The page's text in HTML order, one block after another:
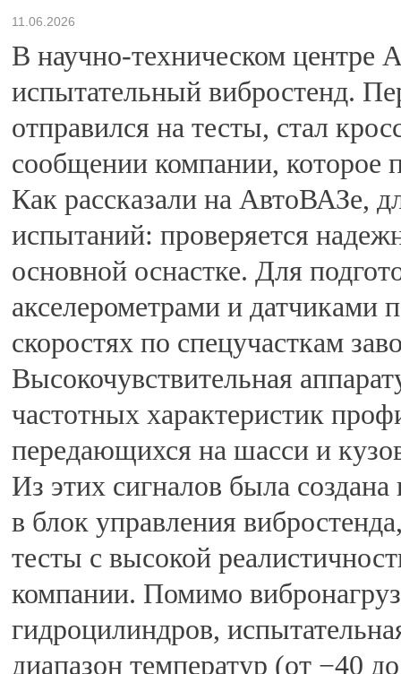
11.06.2026
В научно-техническом центре
испытательный вибростенд.
отправился на тесты, стал
сообщении компании, которое
Как рассказали на АвтоВАЗе,
испытаний: проверяется
основной оснастке. Для
акселерометрами и датчиками
скоростях по спецучасткам
Высокочувствительная
частотных характеристик
передающихся на шасси и
Из этих сигналов была
в блок управления
тесты с высокой
компании. Помимо
гидроцилиндров,
диапазон температур (от −40